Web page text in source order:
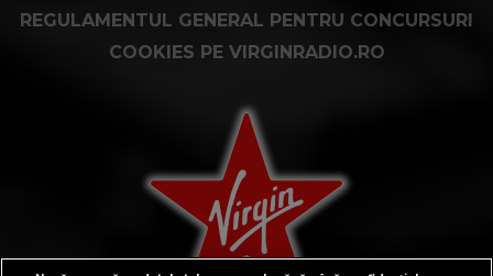
REGULAMENTUL GENERAL PENTRU CONCURSURI
COOKIES PE VIRGINRADIO.RO